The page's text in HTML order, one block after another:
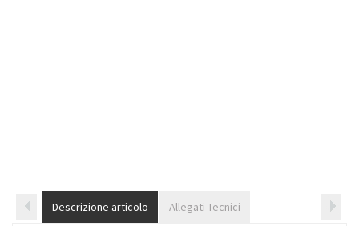
Descrizione articolo Allegati Tecnici